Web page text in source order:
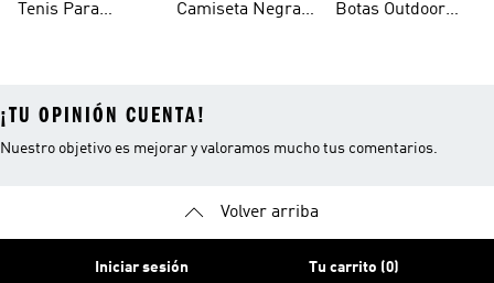
Tenis Para
Camiseta Negra
Botas Outdoor
¡TU OPINIÓN CUENTA!
Nuestro objetivo es mejorar y valoramos mucho tus comentarios.
Volver arriba
Iniciar sesión Tu carrito (0)